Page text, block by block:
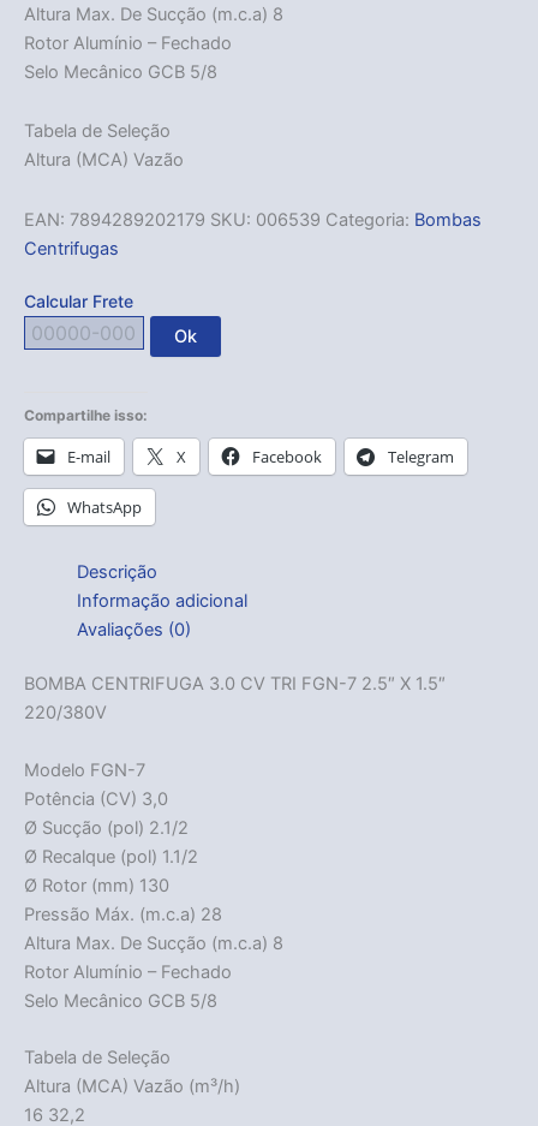
Altura Max. De Sucção (m.c.a) 8
Rotor Alumínio – Fechado
Selo Mecânico GCB 5/8
Tabela de Seleção
Altura (MCA) Vazão
EAN: 7894289202179 SKU: 006539 Categoria: Bombas
Centrifugas
Calcular Frete
Ok
Compartilhe isso:
E-mail X Facebook Telegram
WhatsApp
Descrição
Informação adicional
Avaliações (0)
BOMBA CENTRIFUGA 3.0 CV TRI FGN-7 2.5″ X 1.5″
220/380V
Modelo FGN-7
Potência (CV) 3,0
Ø Sucção (pol) 2.1/2
Ø Recalque (pol) 1.1/2
Ø Rotor (mm) 130
Pressão Máx. (m.c.a) 28
Altura Max. De Sucção (m.c.a) 8
Rotor Alumínio – Fechado
Selo Mecânico GCB 5/8
Tabela de Seleção
Altura (MCA) Vazão (m³/h)
16 32,2